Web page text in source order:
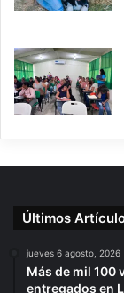
Últimos
jueves 6 agosto, 2026
Más de mil 100
entregados en